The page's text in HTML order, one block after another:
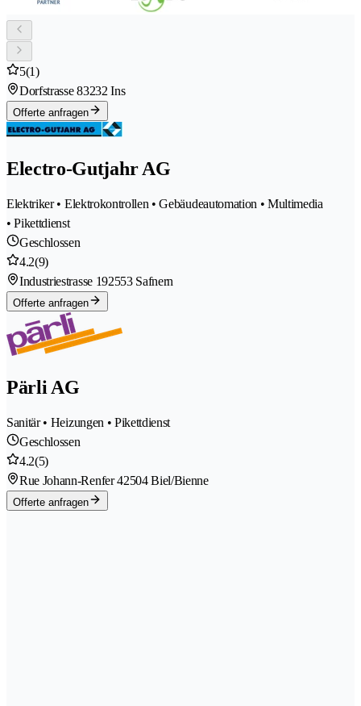
5(1)
Dorfstrasse 83232 Ins
Offerte anfragen
Electro-Gutjahr AG
Elektriker • Elektrokontrollen • Gebäudeautomation • Multimedia
• Pikettdienst
Geschlossen
4.2(9)
Industriestrasse 192553 Safnern
Offerte anfragen
Pärli AG
Sanitär • Heizungen • Pikettdienst
Geschlossen
4.2(5)
Rue Johann-Renfer 42504 Biel/Bienne
Offerte anfragen